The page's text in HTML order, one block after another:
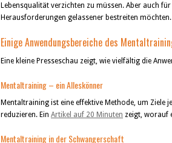
Lebensqualität verzichten zu müssen. Aber auch
Herausforderungen gelassener bestreiten möchten.
Einige Anwendungsbereiche des
Eine kleine Presseschau zeigt, wie vielfältig die
Mentaltraining – ein Alleskönner
Mentaltraining ist eine effektive Methode, um Ziele
reduzieren. Ein Artikel auf 20 Minuten zeigt, worauf
Mentaltraining in der Schwangerschaft